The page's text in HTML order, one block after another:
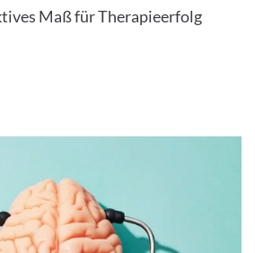
Maß für Therapieerfolg